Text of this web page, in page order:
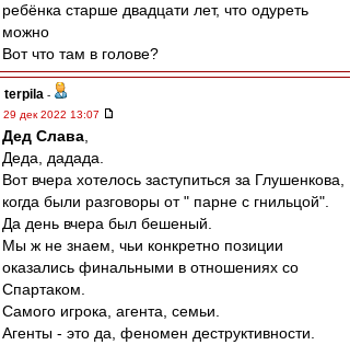
ребёнка старше двадцати лет, что одуреть
можно
Вот что там в голове?
terpila -
29 дек 2022 13:07
Дед Слава
Деда, дадада.
Вот вчера хотелось заступиться за Глушенкова,
когда были разговоры от " парне с гнильцой".
Да день вчера был бешеный.
Мы ж не знаем, чьи конкретно позиции
оказались финальными в отношениях со
Спартаком.
Самого игрока, агента, семьи.
Агенты - это да, феномен деструктивности.